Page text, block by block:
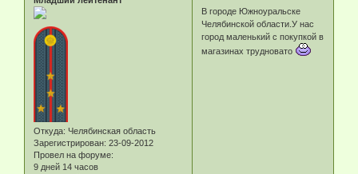
Откуда: Челябинская область
Зарегистрирован: 23-09-2012
Провел на форуме:
9 дней 14 часов
В городе Южноуральске
Челябинской области.У нас
город маленький с покупкой в
магазинах трудновато